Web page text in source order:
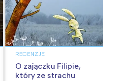
RECENZJE
O zajączku Filipie,
który ze strachu